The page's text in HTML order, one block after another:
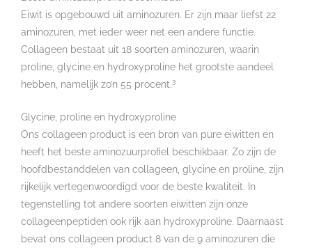
Eiwit is opgebouwd uit aminozuren. Er zijn maar liefst 22
aminozuren, met ieder weer net een andere functie.
Collageen bestaat uit 18 soorten aminozuren, waarin
proline, glycine en hydroxyproline het grootste aandeel
hebben, namelijk zo’n 55 procent.3
Glycine, proline en hydroxyproline
Ons collageen product is een bron van pure eiwitten en
heeft het beste aminozuurprofiel beschikbaar. Zo zijn de
hoofdbestanddelen van collageen, glycine en proline, zijn
rijkelijk vertegenwoordigd voor de beste kwaliteit. In
tegenstelling tot andere soorten eiwitten zijn onze
collageenpeptiden ook rijk aan hydroxyproline. Daarnaast
bevat ons collageen product 8 van de 9 aminozuren die